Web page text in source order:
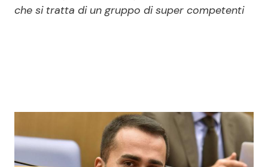
Soap Opera
News Spettacolo
che si tratta di un gruppo di super competenti